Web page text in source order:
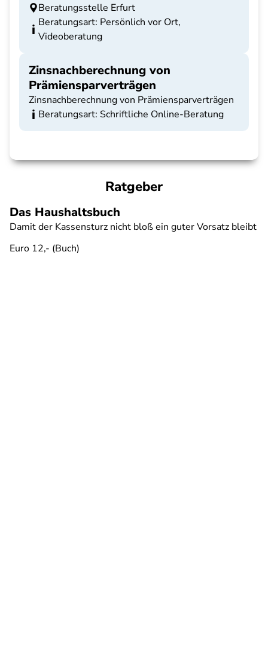
Beratungsstelle Erfurt
Beratungsart: Persönlich vor Ort,
Videoberatung
Zinsnachberechnung von
Prämiensparverträgen
Zinsnachberechnung von Prämiensparverträgen
Beratungsart: Schriftliche Online-Beratung
Ratgeber
Das Haushaltsbuch
Damit der Kassensturz nicht bloß ein guter Vorsatz bleibt
Euro 12,- (Buch)